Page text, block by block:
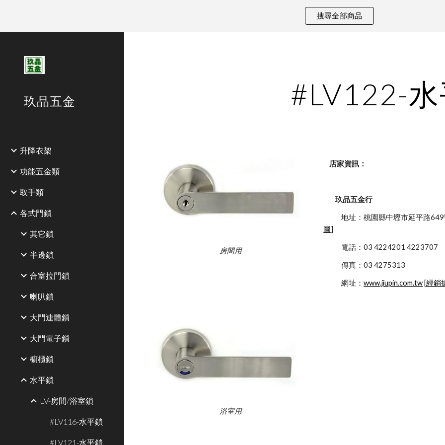
搜尋全部商品
玖品五金
升降衣架
功能五金類
取手類
各式門鎖
其它鎖
半邊鎖
合室拉門鎖
喇叭鎖
大門連體鎖
大門電子鎖
櫥櫃鎖
水平鎖
LV-房間/浴室鎖
#LV116-水平鎖
#LV121-水平鎖
#LV122-
房間用
    店家資訊：
玖品五金行
地址：桃園縣中壢市延平路
圖]
            電話：03 4224201 4223707
            傳真：03 4275313
            網址：
www.jiupin.com.tw [經銷
浴室用